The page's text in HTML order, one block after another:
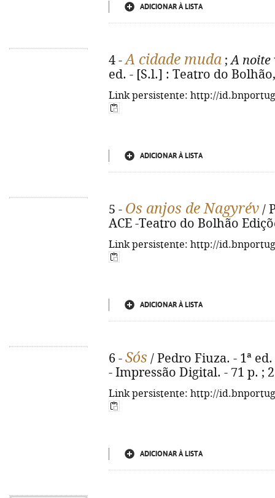
ADICIONAR À LISTA
4 -A cidade muda ;A noite
ed. - [S.l.] : Teatro do
Link persistente: http://
ADICIONAR À LISTA
5 - Os anjos de Nagyrév /
ACE -Teatro do Bolhão
Link persistente: http://
ADICIONAR À LISTA
6 - Sós / Pedro Fiuza. - 1ª
- Impressão Digital. - 71 p. ;
Link persistente: http://
ADICIONAR À LISTA